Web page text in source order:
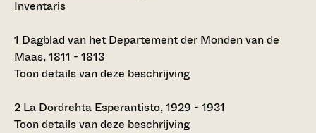
Inventaris
1 Dagblad van het Departement der Monden van de
Maas, 1811 - 1813
Toon details van deze beschrijving
2 La Dordrehta Esperantisto, 1929 - 1931
Toon details van deze beschrijving